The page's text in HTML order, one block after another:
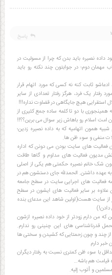
نصیره باید بدن که چرا از مسولیت در
مهمان دوم؛ در جوابتون چند نکته رو باید
ثابت کنه نه کسی که مورد اتهام قرار
رفتار یک فرد، هرگز رفتار تعدادی از سایر
استقرایی هیچ جایگاهی در قضاوت نداره!!!
همینجوری با دو تا کلمه ساده جمع کثیری از
امت اسلام رو باهاش زیر سوال می برین؟؟!!
همون اتهامیه که به داده نصیره زدین؛
منفی و سوء ظن ها.
فعالیت های سایت بودن می دونن که اداره
مدیون فعالیت های مداوم و گاها طاقت
شک خانم نصیره حکمتی هم یکی از اصلی
عهده داشتن. الحمدلله جای دستشون هم در
های اجرایی سایت در سطح جامعه
علاوه بر سایر فعالیت های ایشون در سطح
از سایت هست(اولین شاهد این مدعای بنده
دادن!)
که من دارم زودتر از خود داده نصیره ازشون
قدرناشناسی های این چنینی رو ندارم.
چند و چون زحمتایی که کشیدن و سختی ها
دارم
با سوء ظن کمتری نسبت به رفتار دیگران
قیامت هم باشه…
و أتوب إلیه.
پاسخ